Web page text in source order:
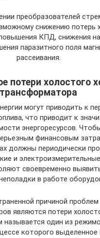
преобразователей
снижению потерь
КПД, снижения
паразитного поля
рассеивания.
потери холостого
трансформатора
могут приводить к
что приводит к
энергоресурсов.
финансовым
должны периодически
и
своевременно
в работе
причиной проблем
являются потери
один из
которого выделенное